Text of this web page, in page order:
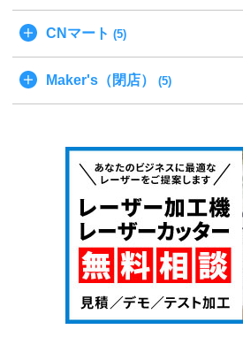
CNマート (5)
Maker's（閉店） (5)